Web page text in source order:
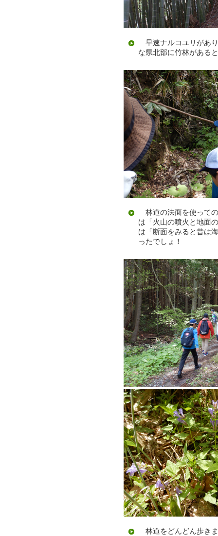
早速ナルコユリがあ
な県北部に竹林がある
林道の法面を使って
は「火山の噴火と地面
は「断面をみると昔は
ったでしょ！
林道をどんどん歩き